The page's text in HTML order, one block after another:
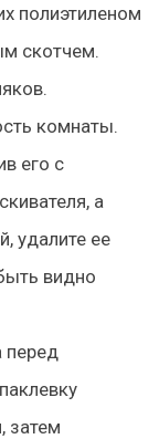
полиэтиленом
скотчем.
комнаты.
его с
а
удалите ее
видно
перед
затем